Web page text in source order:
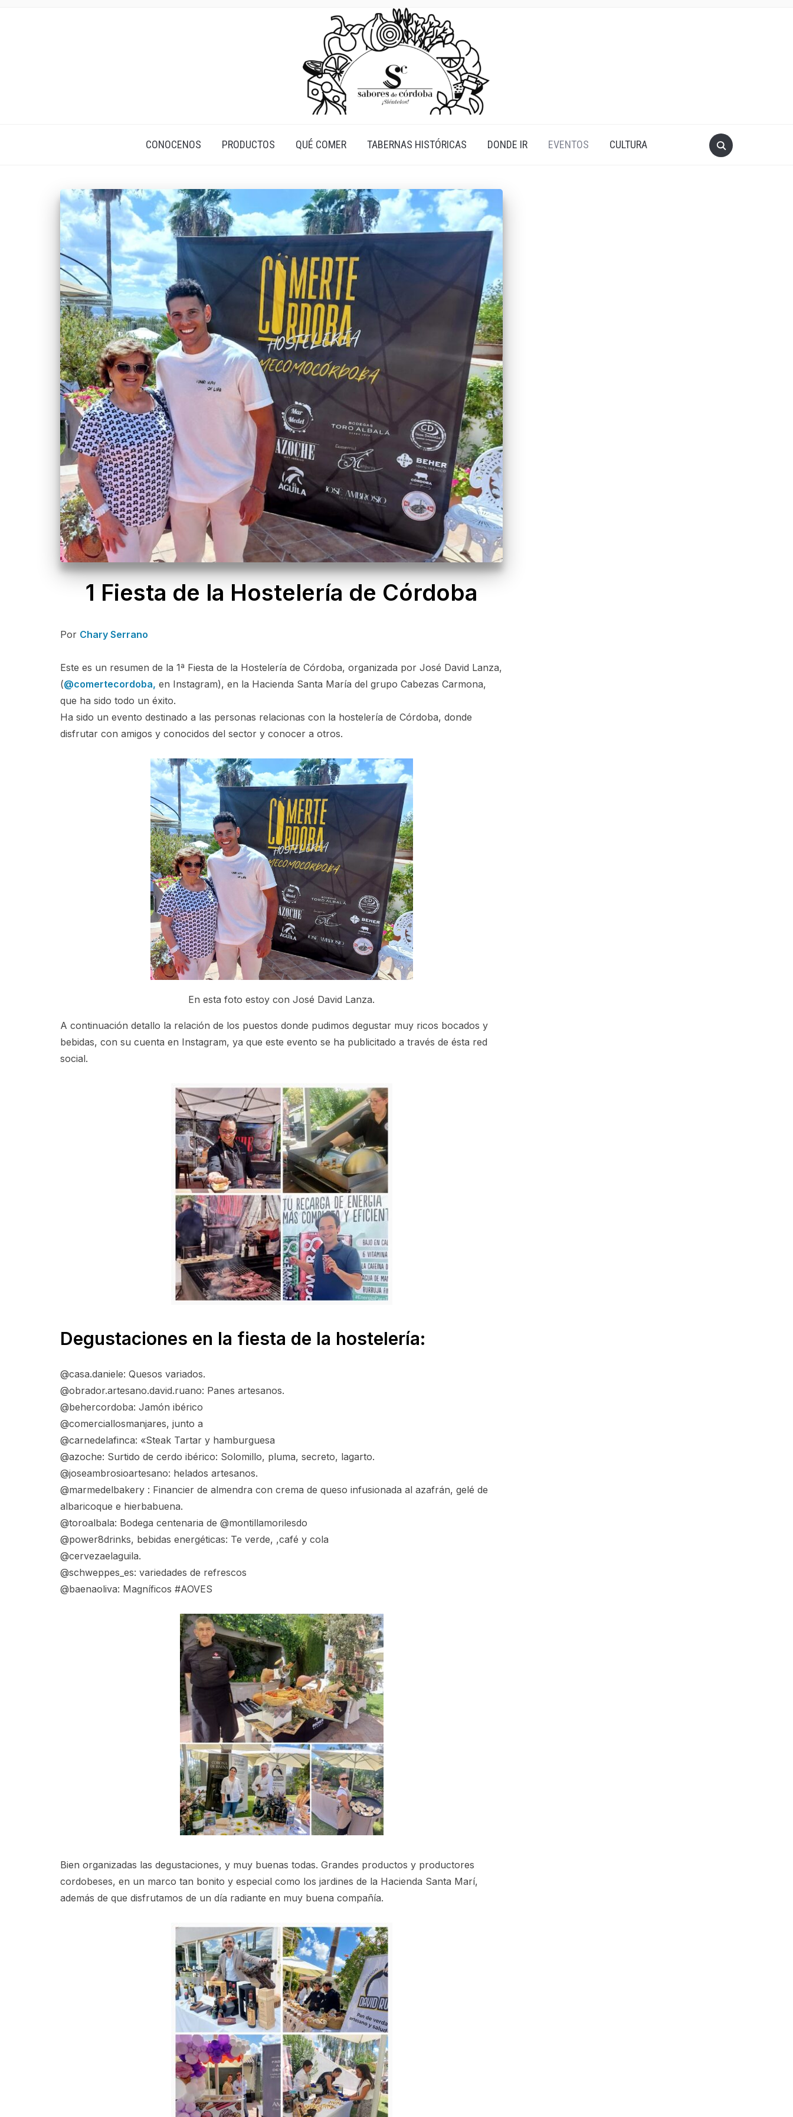
CONOCENOS PRODUCTOS QUÉ COMER TABERNAS HISTÓRICAS DONDE IR EVENTOS CULTURA
1 Fiesta de la Hostelería de Córdoba
Por Chary Serrano
Este es un resumen de la 1ª Fiesta de la Hostelería de Córdoba, organizada por José David Lanza,
(@comertecordoba, en Instagram), en la Hacienda Santa María del grupo Cabezas Carmona,
que ha sido todo un éxito.
Ha sido un evento destinado a las personas relacionas con la hostelería de Córdoba, donde
disfrutar con amigos y conocidos del sector y conocer a otros.
En esta foto estoy con José David Lanza.
A continuación detallo la relación de los puestos donde pudimos degustar muy ricos bocados y
bebidas, con su cuenta en Instagram, ya que este evento se ha publicitado a través de ésta red
social.
Degustaciones en la fiesta de la hostelería:
@casa.daniele: Quesos variados.
@obrador.artesano.david.ruano: Panes artesanos.
@behercordoba: Jamón ibérico
@comerciallosmanjares, junto a
@carnedelafinca: «Steak Tartar y hamburguesa
@azoche: Surtido de cerdo ibérico: Solomillo, pluma, secreto, lagarto.
@joseambrosioartesano: helados artesanos.
@marmedelbakery : Financier de almendra con crema de queso infusionada al azafrán, gelé de
albaricoque e hierbabuena.
@toroalbala: Bodega centenaria de @montillamorilesdo
@power8drinks, bebidas energéticas: Te verde, ,café y cola
@cervezaelaguila.
@schweppes_es: variedades de refrescos
@baenaoliva: Magníficos #AOVES
Bien organizadas las degustaciones, y muy buenas todas. Grandes productos y productores
cordobeses, en un marco tan bonito y especial como los jardines de la Hacienda Santa Marí,
además de que disfrutamos de un día radiante en muy buena compañía.